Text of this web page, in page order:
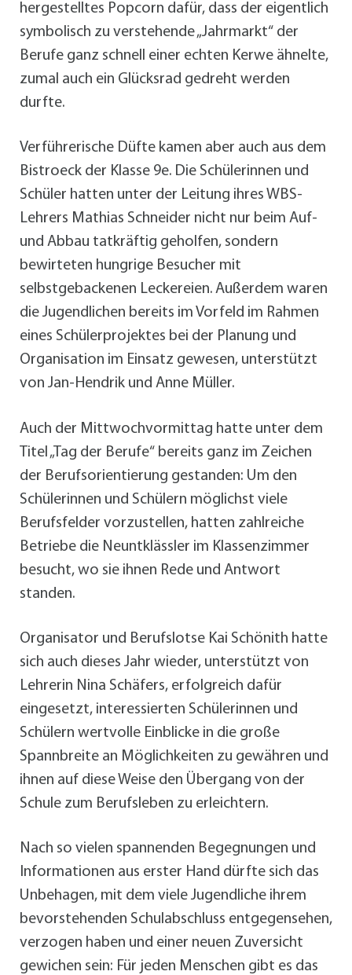
hergestelltes Popcorn dafür, dass der eigentlich
symbolisch zu verstehende „Jahrmarkt“ der
Berufe ganz schnell einer echten Kerwe ähnelte,
zumal auch ein Glücksrad gedreht werden
durfte.
Verführerische Düfte kamen aber auch aus dem
Bistroeck der Klasse 9e. Die Schülerinnen und
Schüler hatten unter der Leitung ihres WBS-
Lehrers Mathias Schneider nicht nur beim Auf-
und Abbau tatkräftig geholfen, sondern
bewirteten hungrige Besucher mit
selbstgebackenen Leckereien. Außerdem waren
die Jugendlichen bereits im Vorfeld im Rahmen
eines Schülerprojektes bei der Planung und
Organisation im Einsatz gewesen, unterstützt
von Jan-Hendrik und Anne Müller.
Auch der Mittwochvormittag hatte unter dem
Titel „Tag der Berufe“ bereits ganz im Zeichen
der Berufsorientierung gestanden: Um den
Schülerinnen und Schülern möglichst viele
Berufsfelder vorzustellen, hatten zahlreiche
Betriebe die Neuntklässler im Klassenzimmer
besucht, wo sie ihnen Rede und Antwort
standen.
Organisator und Berufslotse Kai Schönith hatte
sich auch dieses Jahr wieder, unterstützt von
Lehrerin Nina Schäfers, erfolgreich dafür
eingesetzt, interessierten Schülerinnen und
Schülern wertvolle Einblicke in die große
Spannbreite an Möglichkeiten zu gewähren und
ihnen auf diese Weise den Übergang von der
Schule zum Berufsleben zu erleichtern.
Nach so vielen spannenden Begegnungen und
Informationen aus erster Hand dürfte sich das
Unbehagen, mit dem viele Jugendliche ihrem
bevorstehenden Schulabschluss entgegensehen,
verzogen haben und einer neuen Zuversicht
gewichen sein: Für jeden Menschen gibt es das